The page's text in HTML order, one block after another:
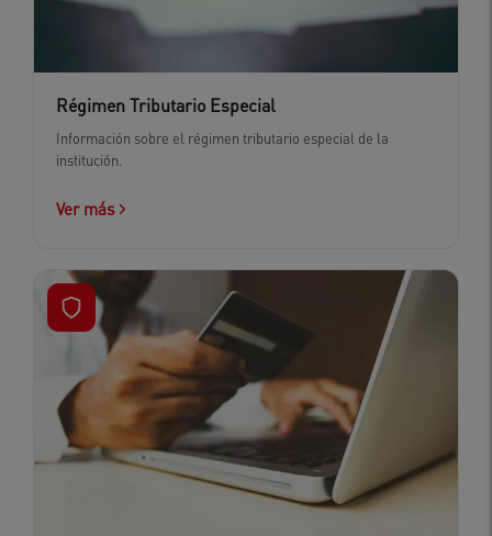
Régimen Tributario Especial
Información sobre el régimen tributario especial de la
institución.
Ver más